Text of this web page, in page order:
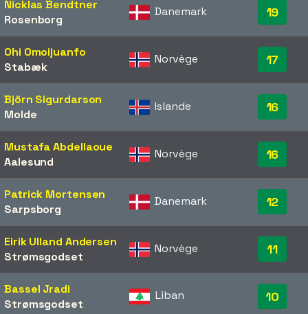
Nicklas Bendtner
Rosenborg
Danemark 19
Ohi Omoijuanfo
Stabæk
Norvège 17
Björn Sigurdarson
Molde
Islande 16
Mustafa Abdellaoue
Aalesund
Norvège 16
Patrick Mortensen
Sarpsborg
Danemark 12
Eirik Ulland Andersen
Strømsgodset
Norvège 11
Bassel Jradi
Strømsgodset
Liban 10